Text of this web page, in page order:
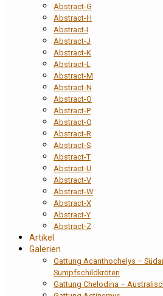
Abstract-G
Abstract-H
Abstract-I
Abstract-J
Abstract-K
Abstract-L
Abstract-M
Abstract-N
Abstract-O
Abstract-P
Abstract-Q
Abstract-R
Abstract-S
Abstract-T
Abstract-U
Abstract-V
Abstract-W
Abstract-X
Abstract-Y
Abstract-Z
Artikel
Galerien
Gattung Acanthochelys –
Sumpfschildkröten
Gattung Chelodina –